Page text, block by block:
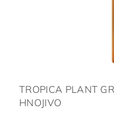
TROPICA PLANT
HNOJIVO